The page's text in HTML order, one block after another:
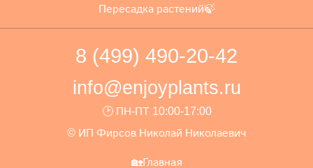
Пересадка растений🍃
8 (499) 490-20-42
info@enjoyplants.ru
🕑 ПН-ПТ 10:00-17:00
© ИП Фирсов Николай Николаевич
🏡Главная